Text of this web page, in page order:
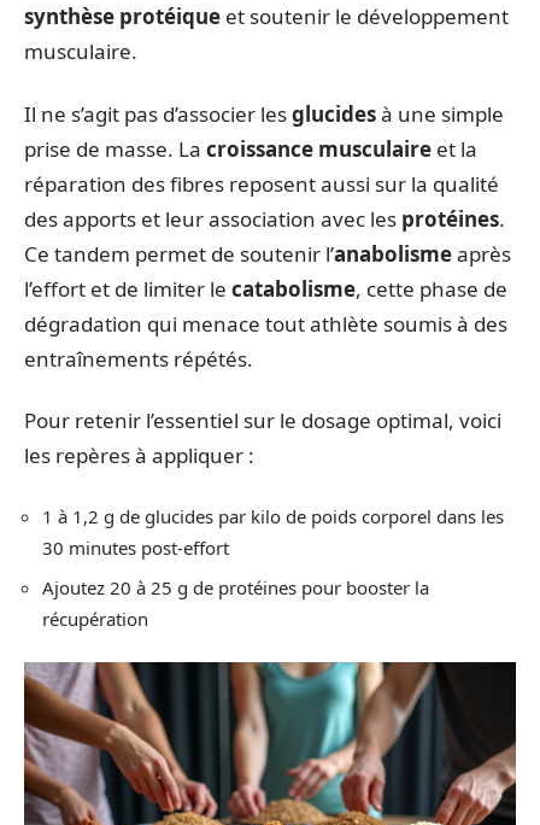
synthèse protéique et soutenir le développement
musculaire.
Il ne s’agit pas d’associer lesglucidesà une simple
prise de masse. La croissance musculaire et la
réparation des fibres reposent aussi sur la qualité
des apports et leur association avec les protéines.
Ce tandem permet de soutenir l’anabolismeaprès
l’effort et de limiter le catabolisme, cette phase de
dégradation qui menace tout athlète soumis à des
entraînements répétés.
Pour retenir l’essentiel sur le dosage optimal, voici
les repères à appliquer :
1 à 1,2 g de glucides par kilo de poids corporel dans les
30 minutes post-effort
Ajoutez 20 à 25 g de protéines pour booster la
récupération